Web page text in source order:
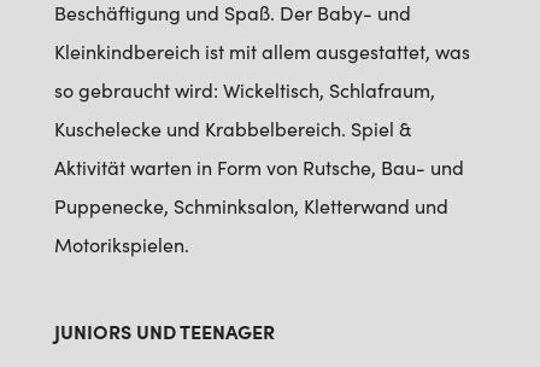
Beschäftigung und Spaß. Der Baby- und
Kleinkindbereich ist mit allem ausgestattet, was
so gebraucht wird: Wickeltisch, Schlafraum,
Kuschelecke und Krabbelbereich. Spiel &
Aktivität warten in Form von Rutsche, Bau- und
Puppenecke, Schminksalon, Kletterwand und
Motorikspielen.
JUNIORS UND TEENAGER